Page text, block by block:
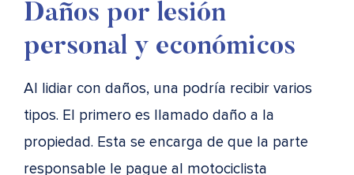
Daños por lesión
personal y económicos
Al lidiar con daños, una podría recibir varios
tipos. El primero es llamado daño a la
propiedad. Esta se encarga de que la parte
responsable le pague al motociclista